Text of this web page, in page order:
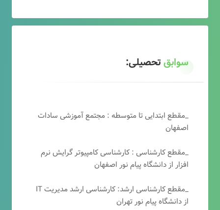
سوابقتحصیلی:
_مقطع ابتدایی تا متوسطه : مجتمع آموزشی سادات
اصفهان
_مقطع کارشناسی : کارشناسی کامپیوتر گرایش نرم
افزار از دانشگاه پیام نور اصفهان
_مقطع کارشناسی ارشد: کارشناسی ارشد مدیریت IT
از دانشگاه پیام نور تهران